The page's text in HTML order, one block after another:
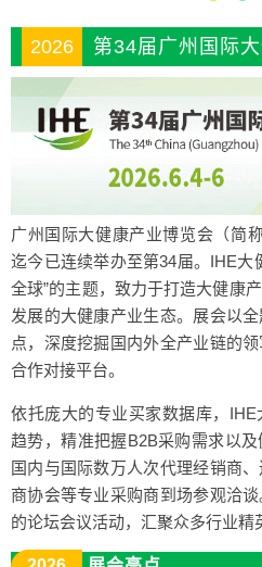
2026 第34届广州国际
广州国际大健康产业博览会（简
迄今已连续举办至第34届。IHE大
全球”的主题，致力于打造大健康
发展的大健康产业生态。展会以
点，深度挖掘国内外全产业链的
合作对接平台。
依托庞大的专业买家数据库，
趋势，精准把握B2B采购需求以
国内与国际数万人次代理经销商
商协会等专业采购商到场参观洽
的论坛会议活动，汇聚众多行业精